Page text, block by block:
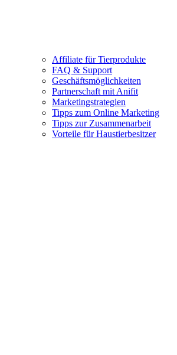
Affiliate für Tierprodukte
FAQ & Support
Geschäftsmöglichkeiten
Partnerschaft mit Anifit
Marketingstrategien
Tipps zum Online Marketing
Tipps zur Zusammenarbeit
Vorteile für Haustierbesitzer